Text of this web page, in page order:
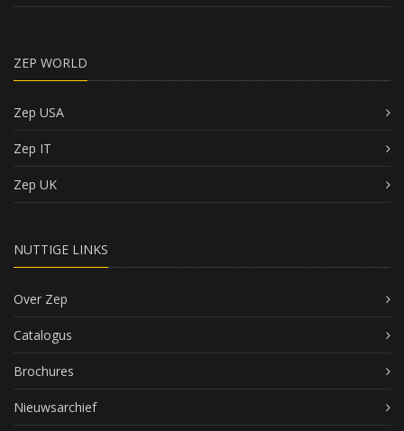
ZEP WORLD
Zep USA
Zep IT
Zep UK
NUTTIGE LINKS
Over Zep
Catalogus
Brochures
Nieuwsarchief